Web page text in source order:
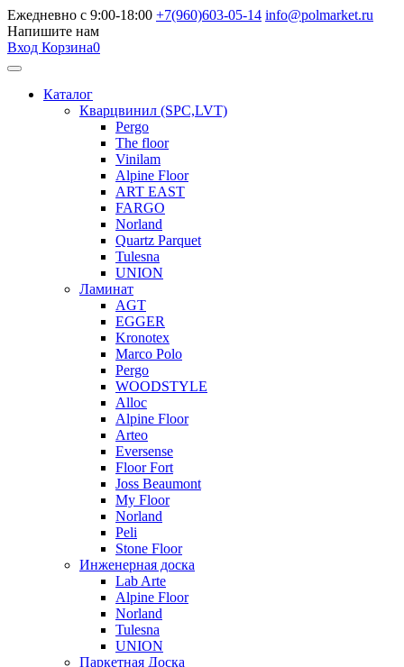
Ежедневно с 9:00-18:00 +7(960)603-05-14 info@polmarket.ru
Напишите нам
Вход Корзина0
Каталог
Кварцвинил (SPC,LVT)
Pergo
The floor
Vinilam
Alpine Floor
ART EAST
FARGO
Norland
Quartz Parquet
Tulesna
UNION
Ламинат
AGT
EGGER
Kronotex
Marco Polo
Pergo
WOODSTYLE
Alloc
Alpine Floor
Arteo
Eversense
Floor Fort
Joss Beaumont
My Floor
Norland
Peli
Stone Floor
Инженерная доска
Lab Arte
Alpine Floor
Norland
Tulesna
UNION
Паркетная Доска